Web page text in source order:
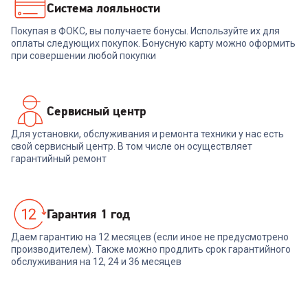
31 999₽
В корзину
Система лояльности
Покупая в ФОКС, вы получаете бонусы. Используйте их для
оплаты следующих покупок. Бонусную карту можно оформить
при совершении любой покупки
Сервисный центр
Для установки, обслуживания и ремонта техники у нас есть
свой сервисный центр. В том числе он осуществляет
гарантийный ремонт
Гарантия 1 год
Даем гарантию на 12 месяцев (если иное не предусмотрено
производителем). Также можно продлить срок гарантийного
обслуживания на 12, 24 и 36 месяцев